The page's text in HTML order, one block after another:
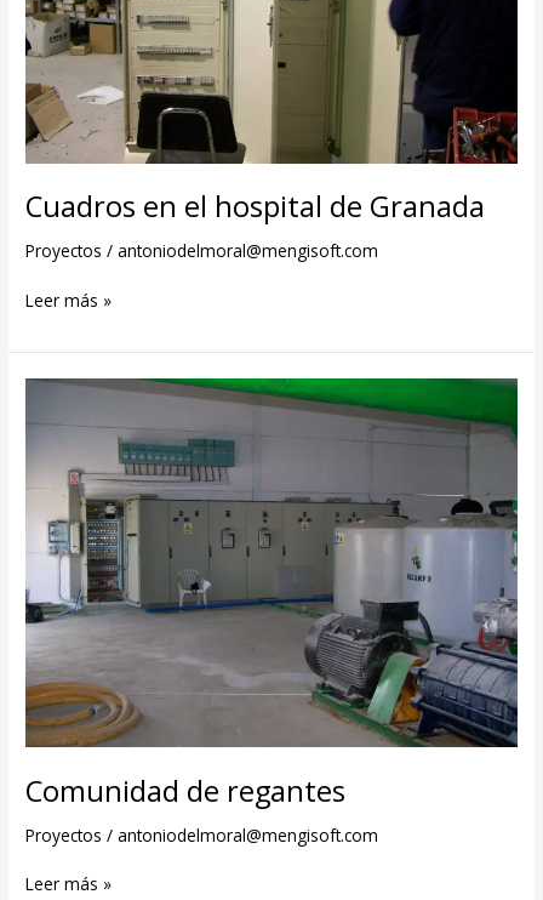
Cuadros en el hospital de Granada
Proyectos /antoniodelmoral@mengisoft.com
Leer más »
Comunidad de regantes
Proyectos /antoniodelmoral@mengisoft.com
Leer más »